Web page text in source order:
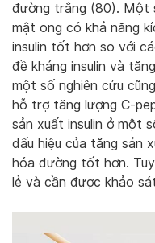
đường trắng (80). Một
mật ong có khả năng
insulin tốt hơn so với
đề kháng insulin và
một số nghiên cứu
hỗ trợ tăng lượng C-
sản xuất insulin ở một
dấu hiệu của tăng sản
hóa đường tốt hơn.
lẻ và cần được khảo